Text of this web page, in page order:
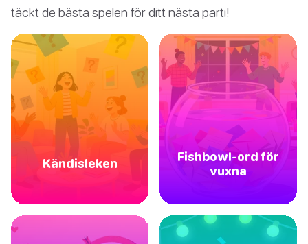
täckt de bästa spelen för ditt nästa parti!
Kändisleken
Fishbowl-ord för
vuxna